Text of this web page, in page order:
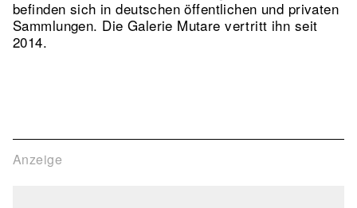
Anzeige
befinden sich in deutschen öffentlichen und privaten
Sammlungen. Die Galerie Mutare vertritt ihn seit
2014.